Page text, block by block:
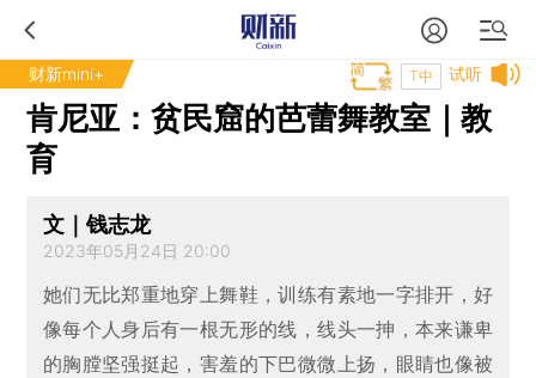
财新mini+ 试听
T中
肯尼亚：贫民窟的芭蕾舞教室｜教
育
文｜钱志龙
2023年05月24日 20:00
她们无比郑重地穿上舞鞋，训练有素地一字排开，好
像每个人身后有一根无形的线，线头一抻，本来谦卑
的胸膛坚强挺起，害羞的下巴微微上扬，眼睛也像被